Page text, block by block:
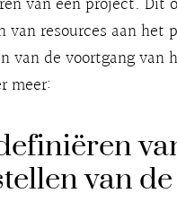
van resources aan
van de voortgang van
meer:
van